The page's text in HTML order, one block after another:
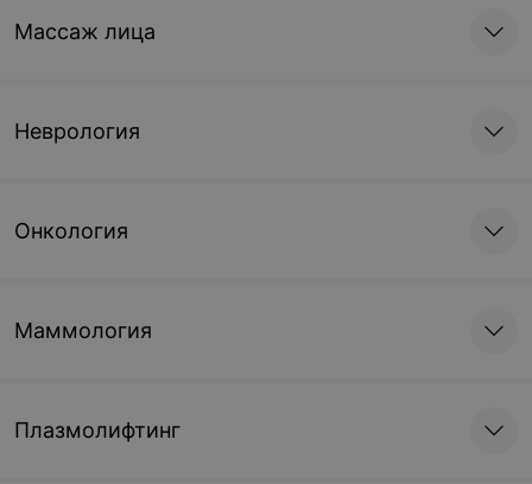
55 руб.
Массаж лица
Неврология
Онкология
Маммология
Плазмолифтинг